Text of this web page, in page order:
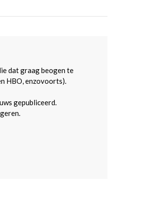
dat graag beogen te
HBO, enzovoorts).
gepubliceerd.